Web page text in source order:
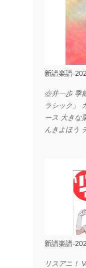
アリー 825
新譜楽譜-
壺井一歩 季
ラシック」
ース 大きな
んきよほう
ス I LOVE
弾ける ピ
BP2225
バンドピー
新譜楽譜-
リスアニ！